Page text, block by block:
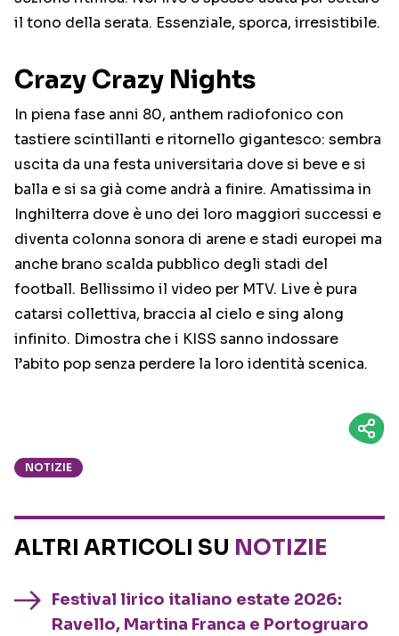
il tono della serata. Essenziale, sporca, irresistibile.
Crazy Crazy Nights
In piena fase anni 80, anthem radiofonico con
tastiere scintillanti e ritornello gigantesco: sembra
uscita da una festa universitaria dove si beve e si
balla e si sa già come andrà a finire. Amatissima in
Inghilterra dove è uno dei loro maggiori successi e
diventa colonna sonora di arene e stadi europei ma
anche brano scalda pubblico degli stadi del
football. Bellissimo il video per MTV. Live è pura
catarsi collettiva, braccia al cielo e sing along
infinito. Dimostra che i KISS sanno indossare
l’abito pop senza perdere la loro identità scenica.
NOTIZIE
ALTRI ARTICOLI SU NOTIZIE
Festival lirico italiano estate 2026:
Ravello, Martina Franca e Portogruaro